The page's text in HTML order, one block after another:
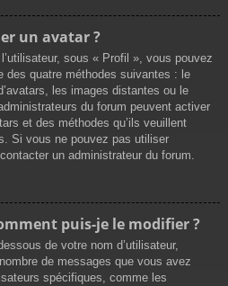
un avatar ?
sous « Profil », vous pouvez
des quatre méthodes suivantes : le
les images distantes ou le
du forum peuvent activer
et des méthodes qu’ils veuillent
Si vous ne pouvez pas utiliser
un administrateur du forum.
puis-je le modifier ?
de votre nom d’utilisateur,
de messages que vous avez
spécifiques, comme les